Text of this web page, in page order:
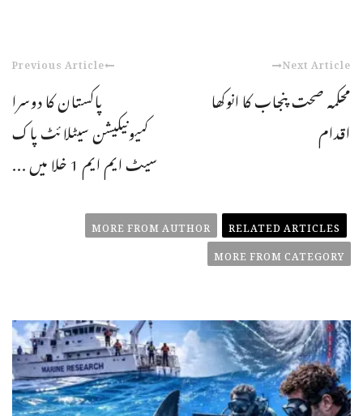
Previous Article
پاکستان کا دوسرا
کمیونیکیشن سیٹلائٹ پاک
سیٹ ایم ایم 1 خلا میں ...
Next Article
محکمہ صحت پنجاب کا انوکھا
اقدام
RELATED ARTICLES
MORE FROM AUTHOR
MORE FROM CATEGORY